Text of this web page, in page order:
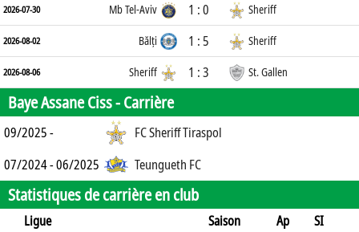
2026-07-30 Mb Tel-Aviv 1 : 0 Sheriff
2026-08-02 Bălți 1 : 5 Sheriff
2026-08-06 Sheriff 1 : 3 St. Gallen
Baye Assane Ciss -Carrière
09/2025 -
FC Sheriff Tiraspol
07/2024 - 06/2025
Teungueth FC
Statistiques de carrière en club
Ligue Saison Ap
SI